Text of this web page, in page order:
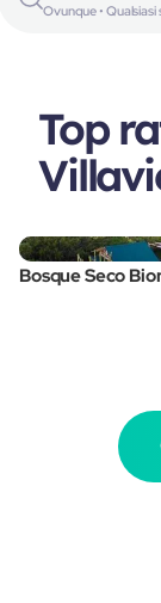
Ovunque •
Top
Bosque Seco